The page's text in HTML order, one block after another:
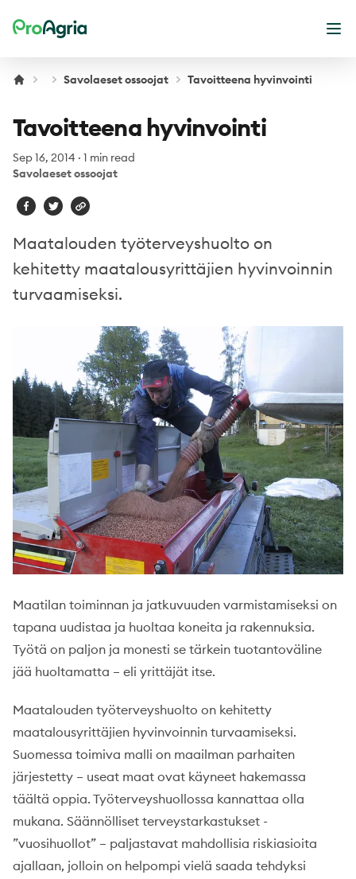
ProAgria
Savolaeset ossoojat Tavoitteena hyvinvointi
Tavoitteena hyvinvointi
Sep 16, 2014 · 1 min read
Savolaeset ossoojat
Maatalouden työterveyshuolto on
kehitetty maatalousyrittäjien hyvinvoinnin
turvaamiseksi.
Maatilan toiminnan ja jatkuvuuden varmistamiseksi on
tapana uudistaa ja huoltaa koneita ja rakennuksia.
Työtä on paljon ja monesti se tärkein tuotantoväline
jää huoltamatta – eli yrittäjät itse.
Maatalouden työterveyshuolto on kehitetty
maatalousyrittäjien hyvinvoinnin turvaamiseksi.
Suomessa toimiva malli on maailman parhaiten
järjestetty – useat maat ovat käyneet hakemassa
täältä oppia. Työterveyshuollossa kannattaa olla
mukana. Säännölliset terveystarkastukset -
”vuosihuollot” – paljastavat mahdollisia riskiasioita
ajallaan, jolloin on helpompi vielä saada tehdyksi